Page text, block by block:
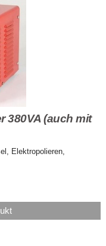
380VA (auch mit
Elektropolieren,